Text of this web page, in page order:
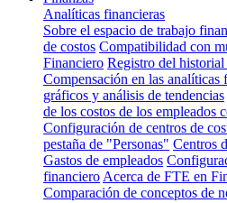
Analíticas financieras
Sobre el espacio de trabajo
de costos Compatibilidad con
Financiero Registro del
Compensación en las analíticas
gráficos y análisis de tendencias
de los costos de los empleados
Configuración de centros de
pestaña de "Personas" Centros
Gastos de empleados
financiero Acerca de FTE en
Comparación de conceptos de